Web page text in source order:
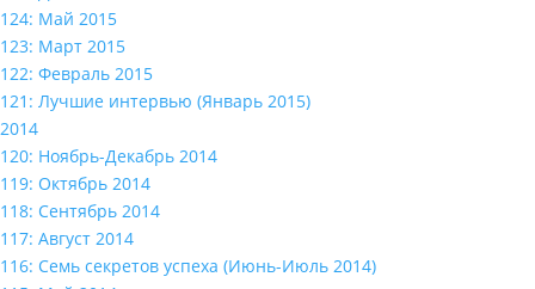
124: Май 2015
123: Март 2015
122: Февраль 2015
121: Лучшие интервью (Январь 2015)
2014
120: Ноябрь-Декабрь 2014
119: Октябрь 2014
118: Сентябрь 2014
117: Август 2014
116: Семь секретов успеха (Июнь-Июль 2014)